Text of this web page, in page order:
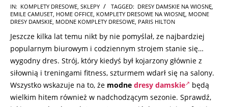
2025-
03-
IN: KOMPLETY DRESOWE, SKLEPY TAGGED: DRESY DAMSKIE NA WIOSNĘ,
EMILE CAMUSET, HOME OFFICE, KOMPLETY DRESOWE NA WIOSNĘ, MODNE
DRESY DAMSKIE, MODNE KOMPLETY DRESOWE, PARIS HILTON
Jeszcze kilka lat temu nikt by nie pomyślał, ze najbardziej
popularnym biurowym i codziennym strojem stanie się…
wygodny dres. Strój, który kiedyś był kojarzony głównie z
siłownią i treningami fitness, szturmem wdarł się na salony.
Wszystko wskazuje na to, że modne dresy damskie
będą
wielkim hitem również w nadchodzącym sezonie. Sprawdź,